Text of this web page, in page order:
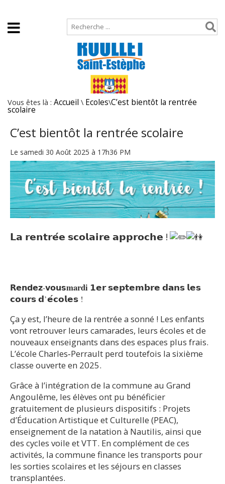
Vous êtes là : Accueil \ Ecoles\C’est bientôt la rentrée
scolaire
C’est bientôt la rentrée scolaire
Le samedi 30 Août 2025 à 17h36 PM
𝗟𝗮 𝗿𝗲𝗻𝘁𝗿𝗲́𝗲 𝘀𝗰𝗼𝗹𝗮𝗶𝗿𝗲 𝗮𝗽𝗽𝗿𝗼𝗰𝗵𝗲 !
𝗥𝗲𝗻𝗱𝗲𝘇-𝘃𝗼𝘂𝘀mardi 𝟭𝗲𝗿 𝘀𝗲𝗽𝘁𝗲𝗺𝗯𝗿𝗲 𝗱𝗮𝗻𝘀 𝗹𝗲𝘀
𝗰𝗼𝘂𝗿𝘀 𝗱’𝗲́𝗰𝗼𝗹𝗲𝘀 !
Ça y est, l’heure de la rentrée a sonné ! Les enfants
vont retrouver leurs camarades, leurs écoles et de
nouveaux enseignants dans des espaces plus frais.
L’école Charles‑Perrault perd toutefois la sixième
classe ouverte en 2025.
Grâce à l’intégration de la commune au Grand
Angoulême, les élèves ont pu bénéficier
gratuitement de plusieurs dispositifs : Projets
d’Éducation Artistique et Culturelle (PEAC),
enseignement de la natation à Nautilis, ainsi que
des cycles voile et VTT. En complément de ces
activités, la commune finance les transports pour
les sorties scolaires et les séjours en classes
transplantées.